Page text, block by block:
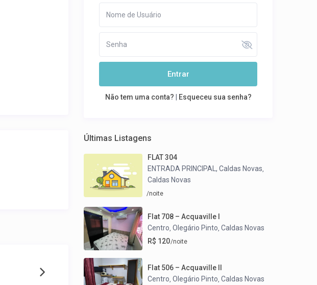
Entrar
Não tem uma conta? Esqueceu sua senha?
Últimas Listagens
FLAT 304
ENTRADA PRINCIPAL, Caldas Novas,
Caldas Novas
/noite
Flat 708 – Acquaville I
Centro Olegário Pinto Caldas Novas
R$ 120/noite
Flat 506 – Acquaville II
Centro Olegário Pinto Caldas Novas